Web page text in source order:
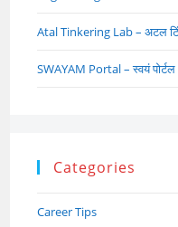
Atal Tinkering Lab – अटल
SWAYAM Portal – स्वयं पोर्टल
Categories
Career Tips